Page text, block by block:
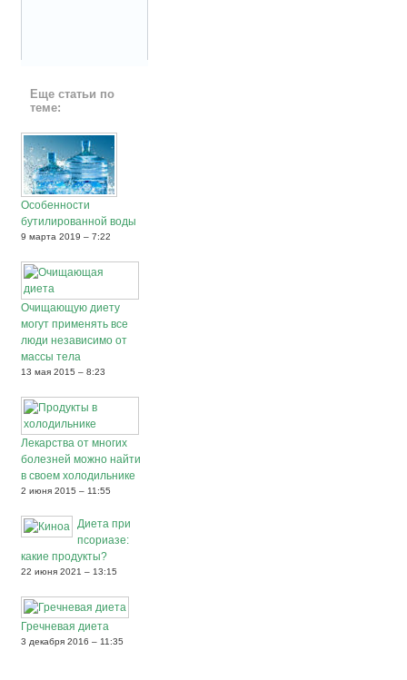
Еще статьи по
теме:
Особенности
бутилированной воды
9 марта 2019 – 7:22
Очищающую диету
могут применять все
люди независимо от
массы тела
13 мая 2015 – 8:23
Лекарства от многих
болезней можно найти
в своем холодильнике
2 июня 2015 – 11:55
Диета при
псориазе:
какие продукты?
22 июня 2021 – 13:15
Гречневая диета
3 декабря 2016 – 11:35